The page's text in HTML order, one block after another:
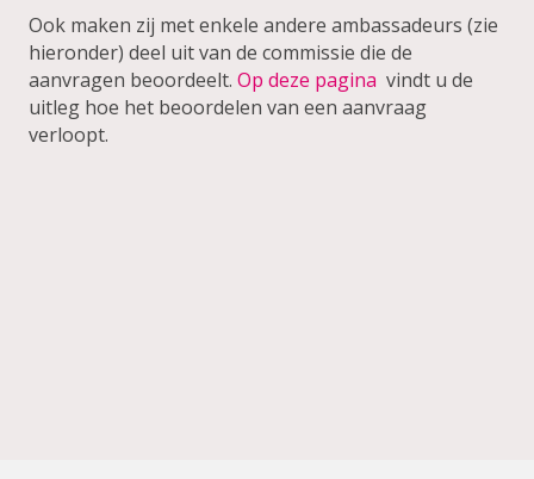
Ook maken zij met enkele andere ambassadeurs (zie
hieronder) deel uit van de commissie die de
aanvragen beoordeelt. Op deze pagina vindt u de
uitleg hoe het beoordelen van een aanvraag
verloopt.